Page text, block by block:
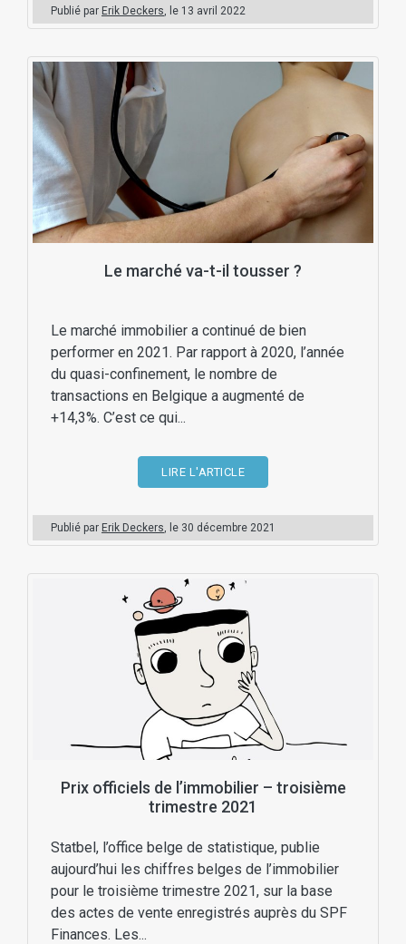
Publié par Erik Deckers, le 13 avril 2022
Le marché va-t-il tousser ?
Le marché immobilier a continué de bien
performer en 2021. Par rapport à 2020, l’année
du quasi-confinement, le nombre de
transactions en Belgique a augmenté de
+14,3%. C’est ce qui...
LIRE L'ARTICLE
Publié par Erik Deckers, le 30 décembre 2021
Prix officiels de l’immobilier – troisième
trimestre 2021
Statbel, l’office belge de statistique, publie
aujourd’hui les chiffres belges de l’immobilier
pour le troisième trimestre 2021, sur la base
des actes de vente enregistrés auprès du SPF
Finances. Les...